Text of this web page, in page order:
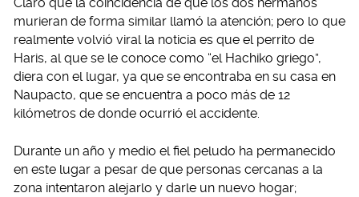
murieran de forma similar llamó la atención; pero lo que
realmente volvió viral la noticia es que el perrito de
Haris, al que se le conoce como “el Hachiko griego”,
diera con el lugar, ya que se encontraba en su casa en
Naupacto, que se encuentra a poco más de 12
kilómetros de donde ocurrió el accidente.
Durante un año y medio el fiel peludo ha permanecido
en este lugar a pesar de que personas cercanas a la
zona intentaron alejarlo y darle un nuevo hogar;